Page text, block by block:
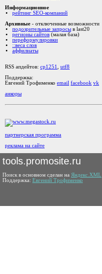
Информационное
рейтинг SEO-компаний
Архивные - отключенные возможности
подозрительные запросы в last20
регионы сайтов (малая база)
переформулировки
::веса слов
аффилиаты
RSS апдейтов: cp1251
utf8
Поддержка:
Евгений Трофименко email facebook vk
анкоры
партнерская программа
реклама на сайте
tools.promosite.ru
Поиск в основном сделан на Яндекс.XML
Поддержка: Евгений Трофименко